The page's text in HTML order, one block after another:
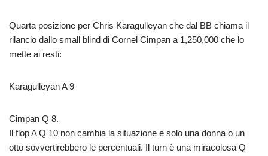
Quarta posizione per Chris Karagulleyan che dal BB chiama il
rilancio dallo small blind di Cornel Cimpan a 1,250,000 che lo
mette ai resti:
Karagulleyan A 9
Cimpan Q 8.
Il flop A Q 10 non cambia la situazione e solo una donna o un
otto sovvertirebbero le percentuali. Il turn è una miracolosa Q